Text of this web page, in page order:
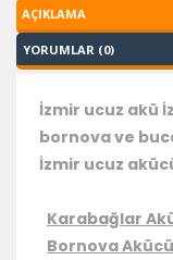
AÇIKLAMA
YORUMLAR (0)
İzmir ucuz akü
bornova ve
İzmir ucuz
Karabağlar
Bornova Akücü